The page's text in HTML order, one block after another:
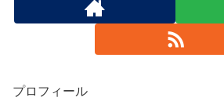
プロフィール